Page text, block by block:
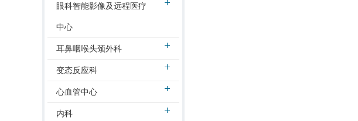
眼科智能影像及远程医疗
中心
耳鼻咽喉头颈外科
变态反应科
心血管中心
内科